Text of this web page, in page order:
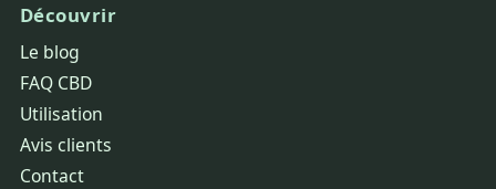
Découvrir
Le blog
FAQ CBD
Utilisation
Avis clients
Contact